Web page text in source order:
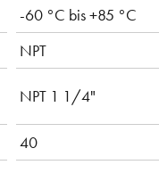
-60 °C bis +85 °C
NPT
NPT 1 1/4"
40